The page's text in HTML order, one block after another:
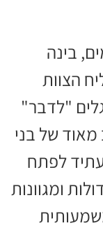
בינה
הצוות
"לדבר"
מאוד של בני
לפתח
ומגוונות